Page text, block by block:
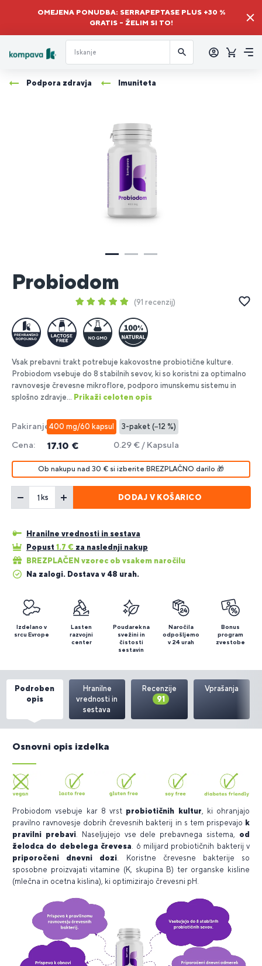
OMEJENA PONUDBA: SERRAPEPTASE PLUS +30 %
GRATIS – ŽELIM SI TO!
Podpora zdravja Imuniteta
Probiodom
91 recenzij
Vsak prebavni trakt potrebuje kakovostne probiotične kulture.
Probiodom vsebuje do 8 stabilnih sevov, ki so koristni za optimalno
ravnovesje črevesne mikroflore, podporo imunskemu sistemu in
splošno zdravje... Prikaži celoten opis
Pakiranje:400 mg/60 kapsul 3-paket (−12 %)
Cena: 17.10 € 0.29 € / Kapsula
Ob nakupu nad 30 € si izberite BREZPLAČNO darilo 🎁
ks DODAJ V KOŠARICO
Hranilne vrednosti in sestava
Popust 1.7 € za naslednji nakup
BREZPLAČEN vzorec ob vsakem naročilu
Na zalogi. Dostava v 48 urah.
Izdelano v
srcu Evrope
Lasten
razvojni
center
Poudarek na
svežini in
čistosti
sestavin
Naročila
odpošljemo
v 24 urah
Bonus
program
zvestobe
Podroben
opis
Hranilne
vrednosti in
sestava
Recenzije
91
Vprašanja
Osnovni opis izdelka
Probiodom vsebuje kar 8 vrst probiotičnih kultur, ki ohranjajo
pravilno ravnovesje dobrih črevesnih bakterij in s tem prispevajo k
pravilni prebavi. Naseljujejo vse dele prebavnega sistema, od
želodca do debelega črevesa. 6 milijard probiotičnih bakterij v
priporočeni dnevni dozi. Koristne črevesne bakterije so
sposobne proizvajati vitamine (K, skupina B) ter organske kisline
(mlečna in ocetna kislina), ki optimizirajo črevesni pH.